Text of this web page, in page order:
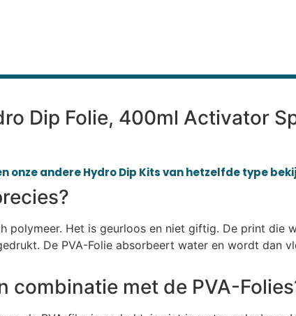
Dip Folie, 400ml Activator
onze andere Hydro Dip Kits van hetzelfde type
polymeer. Het is geurloos en niet giftig. De print die
De PVA-Folie absorbeert water en wordt dan
combinatie met de PVA-